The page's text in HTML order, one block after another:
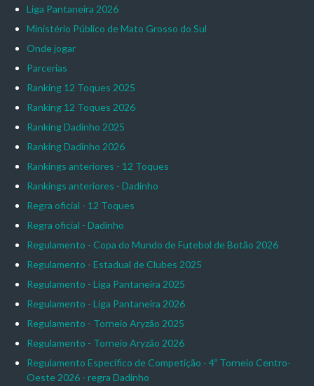
Liga Pantaneira 2026
Ministério Público de Mato Grosso do Sul
Onde jogar
Parcerias
Ranking 12 Toques 2025
Ranking 12 Toques 2026
Ranking Dadinho 2025
Ranking Dadinho 2026
Rankings anteriores - 12 Toques
Rankings anteriores - Dadinho
Regra oficial - 12 Toques
Regra oficial - Dadinho
Regulamento - Copa do Mundo de Futebol de Botão 2026
Regulamento - Estadual de Clubes 2025
Regulamento - Liga Pantaneira 2025
Regulamento - Liga Pantaneira 2026
Regulamento - Torneio Aryzão 2025
Regulamento - Torneio Aryzão 2026
Regulamento Específico de Competição - 4º Torneio Centro-
Oeste 2026 - regra Dadinho